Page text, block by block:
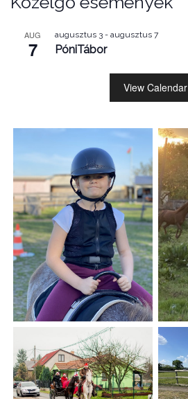
AUG
7
augusztus 3 - augusztus 7
PóniTábor
View Calendar